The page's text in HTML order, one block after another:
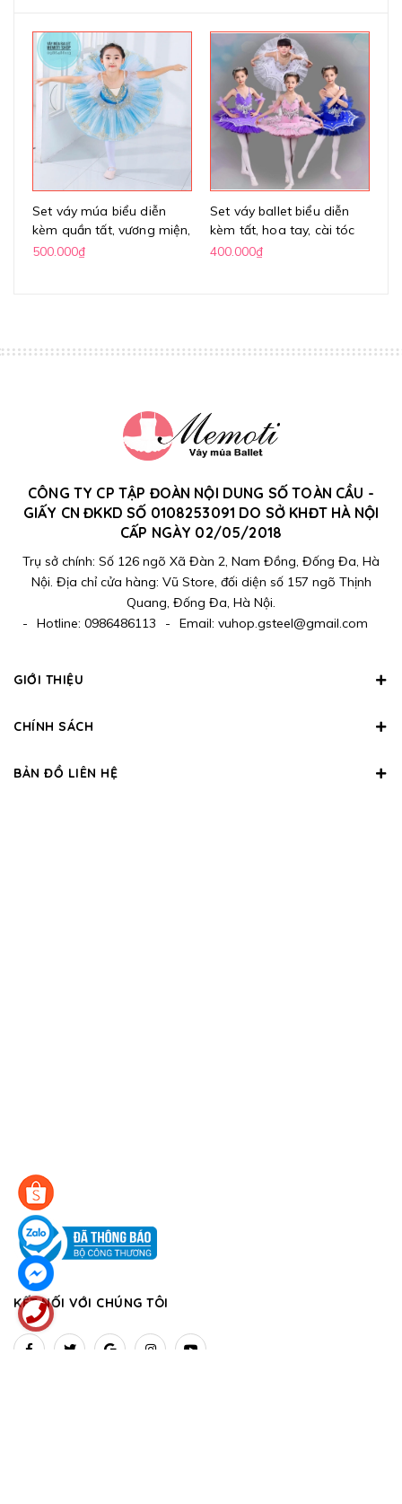
Set váy múa biểu diễn
kèm quần tất, vương miện,
hoa tay
500.000₫
Set váy ballet biểu diễn
kèm tất, hoa tay, cài tóc
400.000₫
CÔNG TY CP TẬP ĐOÀN NỘI DUNG SỐ TOÀN CẦU -
GIẤY CN ĐKKD SỐ 0108253091 DO SỞ KHĐT HÀ NỘI
CẤP NGÀY 02/05/2018
Trụ sở chính: Số 126 ngõ Xã Đàn 2, Nam Đồng, Đống Đa, Hà
Nội. Địa chỉ cửa hàng: Vũ Store, đối diện số 157 ngõ Thịnh
Quang, Đống Đa, Hà Nội.
-
Hotline: 0986486113 - Email: vuhop.gsteel@gmail.com
GIỚI THIỆU
CHÍNH SÁCH
BẢN ĐỒ LIÊN HỆ
KẾT NỐI VỚI CHÚNG TÔI